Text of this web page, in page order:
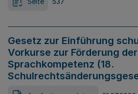
Gesetz zur Einführung
Vorkurse zur Förderung der
Sprachkompetenz (18.